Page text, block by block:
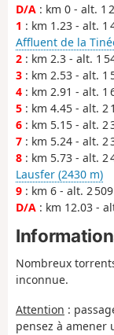
D/A : km 0 - alt. 1
1 : km 1.23 - alt. 1
Affluent de la
2 : km 2.3 - alt. 1
3 : km 2.53 - alt. 1
4 : km 2.91 - alt. 1
5 : km 4.45 - alt. 2
6 : km 5.15 - alt. 2
7 : km 5.24 - alt. 2
8 : km 5.73 - alt. 2
Lausfer (2430 m)
9 : km 6 - alt. 2
D/A : km 12.03 -
Nombreux
inconnue.
Attention :
pensez à amener